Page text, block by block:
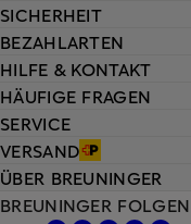
HILFE & KONTAKT
HÄUFIGE FRAGEN
SERVICE
VERSAND
SICHERHEIT
BEZAHLARTEN
ÜBER BREUNINGER
BREUNINGER FOLGEN